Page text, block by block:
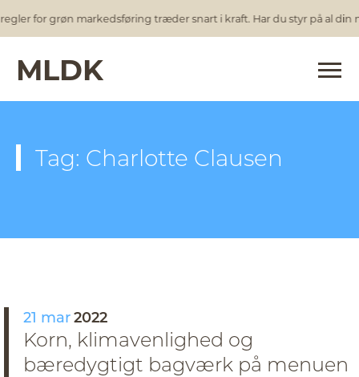
for grøn markedsføring træder snart i kraft. Har du styr på al din
MLDK
Tag: Charlotte Clausen
21 mar2022
Korn, klimavenlighed og
bæredygtigt bagværk på menuen